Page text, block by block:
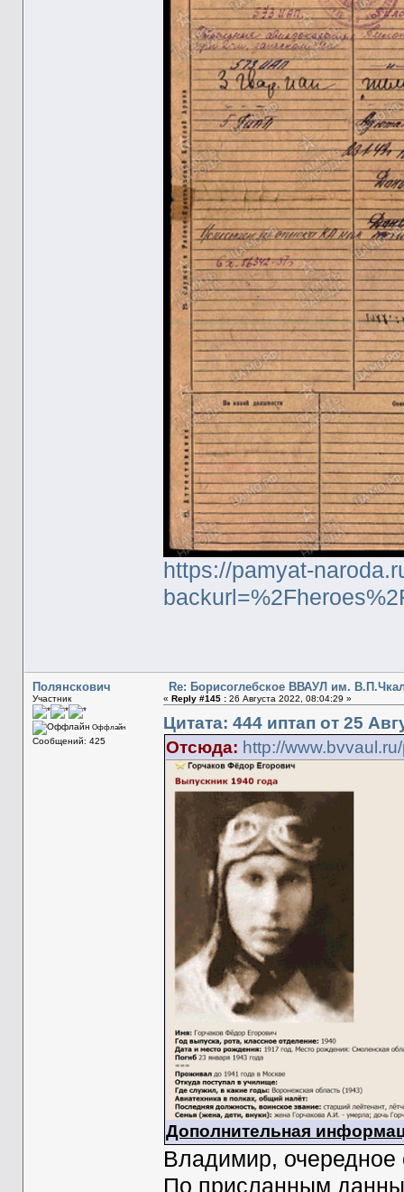
https://pamyat-
Полянскович
Участник
Оффлайн
Сообщений: 425
Re: Борисоглебское ВВАУЛ им.
« Reply #145 :26 Августа 2022, 08:04:29 »
Цитата: 444 иптап от 25
Отсюда: http://
Дополнительная
Владимир,
По присланным